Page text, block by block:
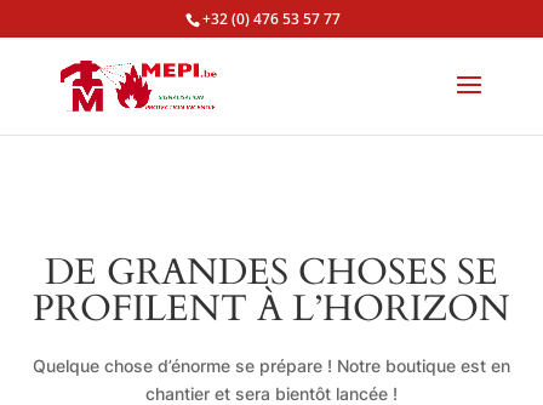
+32 (0) 476 53 57 77
DE GRANDES CHOSES SE
PROFILENT À L’HORIZON
Quelque chose d’énorme se prépare ! Notre boutique est en
chantier et sera bientôt lancée !